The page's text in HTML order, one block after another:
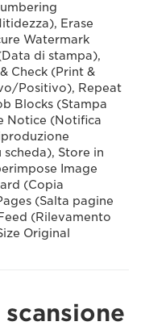
Erase
Watermark
di stampa),
Check (Print &
Positivo), Repeat
Blocks (Stampa
Notice (Notifica
scheda), Store in
Image
(Copia
(Salta pagine
(Rilevamento
Original